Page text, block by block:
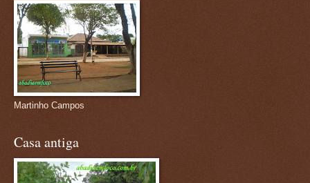
Martinho Campos
Casa antiga